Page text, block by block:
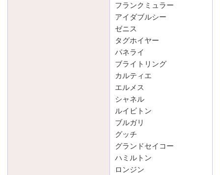
フランクミュラー
アイダブルシー
ゼニス
タグホイヤー
パネライ
ブライトリング
カルティエ
エルメス
シャネル
ルイビトン
ブルガリ
グッチ
グランドセイコー
ハミルトン
ロンジン